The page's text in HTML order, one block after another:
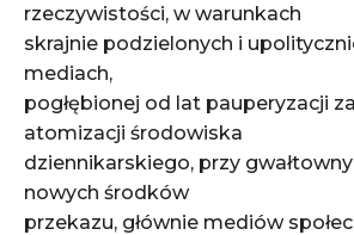
rzeczywistości, w warunkach
skrajnie podzielonych i
mediach,
pogłębionej od lat pauperyzacji
atomizacji środowiska
dziennikarskiego, przy
nowych środków
przekazu, głównie mediów